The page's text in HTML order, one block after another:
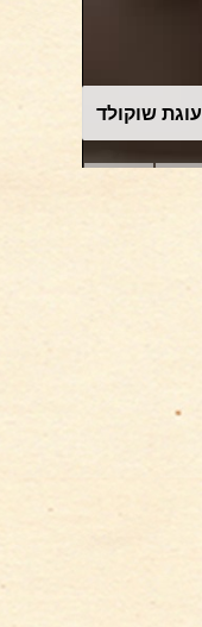
עוגת שוקולד